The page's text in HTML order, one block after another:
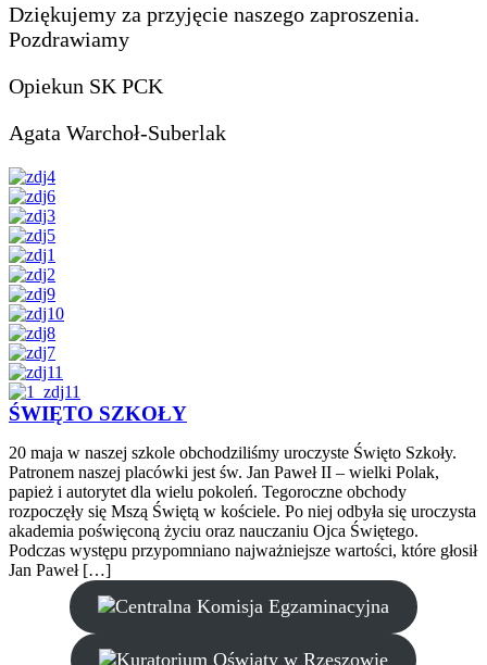
Dziękujemy za przyjęcie naszego zaproszenia.
Pozdrawiamy
Opiekun SK PCK
Agata Warchoł-Suberlak
ŚWIĘTO SZKOŁY
20 maja w naszej szkole obchodziliśmy uroczyste Święto Szkoły.
Patronem naszej placówki jest św. Jan Paweł II – wielki Polak,
papież i autorytet dla wielu pokoleń. Tegoroczne obchody
rozpoczęły się Mszą Świętą w kościele. Po niej odbyła się uroczysta
akademia poświęconą życiu oraz nauczaniu Ojca Świętego.
Podczas występu przypomniano najważniejsze wartości, które głosił
Jan Paweł […]